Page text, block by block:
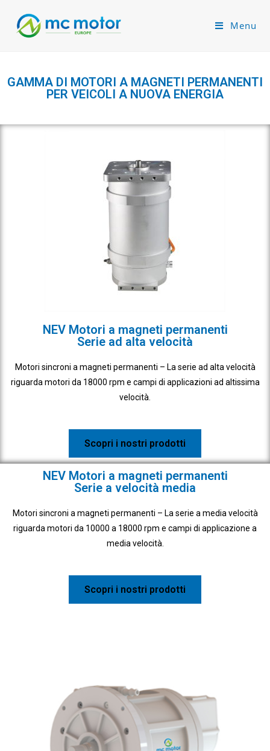
Menu
GAMMA DI MOTORI A MAGNETI PERMANENTI
PER VEICOLI A NUOVA ENERGIA
NEV Motori a magneti permanenti
Serie ad alta velocità
Motori sincroni a magneti permanenti – La serie ad alta velocità
riguarda motori da 18000 rpm e campi di applicazioni ad altissima
velocità.
Scopri i nostri prodotti
NEV Motori a magneti permanenti
Serie a velocità media
Motori sincroni a magneti permanenti – La serie a media velocità
riguarda motori da 10000 a 18000 rpm e campi di applicazione a
media velocità.
Scopri i nostri prodotti